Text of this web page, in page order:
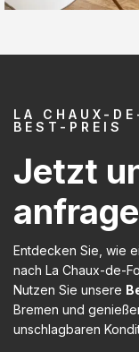
LA CHAUX-
BEST-PREIS
Jetzt
Entdecken Sie, wie
nach La Chaux-de-
Nutzen Sie unsere
Bremen und
unschlagbaren